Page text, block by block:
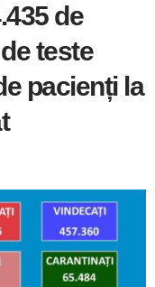
de
teste
pacienți la